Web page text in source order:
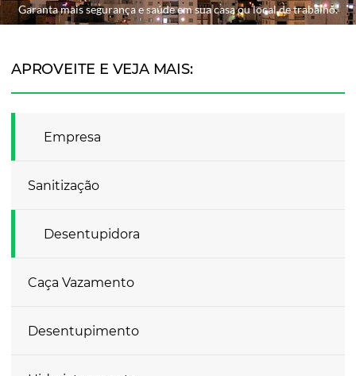
Garanta mais segurança e saúde em sua casa ou local de trabalho.
APROVEITE E VEJA MAIS:
Empresa
Sanitização
Desentupidora
Caça Vazamento
Desentupimento